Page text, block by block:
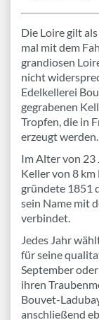
Die Loire gilt
mal mit dem
grandiosen
nicht
Edelkellerei
gegrabenen
Tropfen, die in
erzeugt werden.
Im Alter von 23
Keller von 8
gründete 1851
sein Name mit
verbindet.
Jedes Jahr
für seine
September
ihren
Bouvet-
anschließend